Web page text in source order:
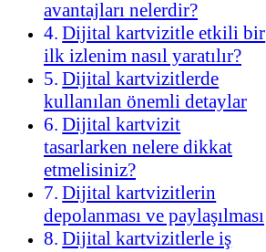
avantajları nelerdir?
Dijital kartvizitle etkili bir
ilk izlenim nasıl yaratılır?
Dijital kartvizitlerde
kullanılan önemli detaylar
Dijital kartvizit
tasarlarken nelere dikkat
etmelisiniz?
Dijital kartvizitlerin
depolanması ve paylaşılması
Dijital kartvizitlerle iş